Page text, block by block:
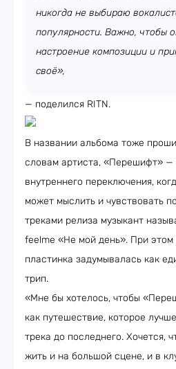
никогда не выбираю
популярности. Важно, чтобы
настроение композиции и
своё»,
— поделился RITN.
В названии альбома тоже
словам артиста, «Перешифт» —
внутреннего переключения,
может мыслить и чувствовать
треками релиза музыкант
feelme «Не мой день». При этом
пластинка задумывалась как
трип.
«Мне бы хотелось, чтобы
как путешествие, которое
трека до последнего. Хочется,
жить и на большой сцене, и в